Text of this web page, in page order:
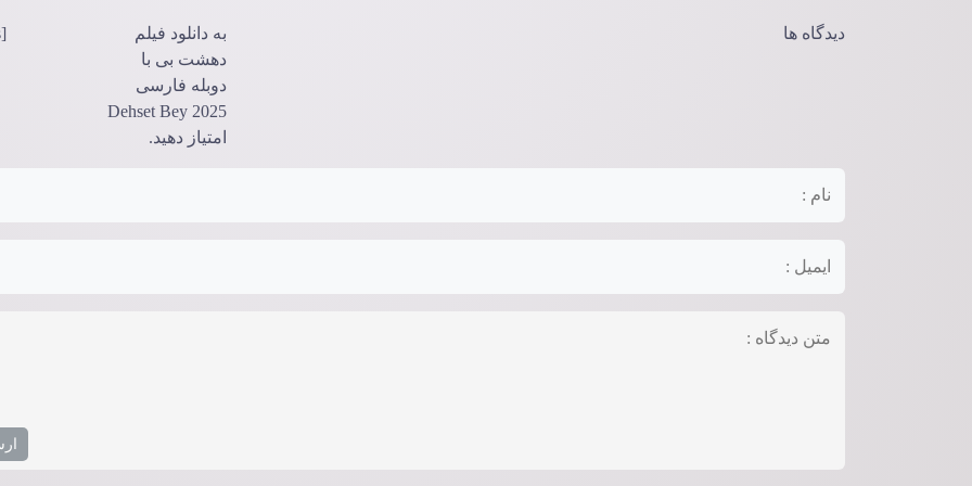
دیدگاه ها
به دانلود فیلم
دهشت بی با
دوبله فارسی
Dehset Bey 2025
امتیاز دهید.
[ratings]